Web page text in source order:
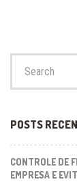
POSTS
CONTROLE DE
EMPRESA E